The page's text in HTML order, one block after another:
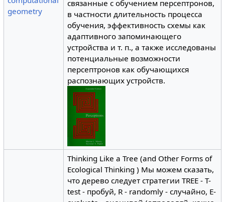
geometry
связанные с обучением персептронов,
в частности длительность процесса
обучения, эффективность схемы как
адаптивного запоминающего
устройства и т. п., а также исследованы
потенциальные возможности
персептронов как обучающихся
распознающих устройств.
Thinking Like a Tree (and Other Forms of
Ecological Thinking ) Мы можем сказать,
что дерево следует стратегии TREE - T-
test - пробуй, R - randomly - случайно, E-